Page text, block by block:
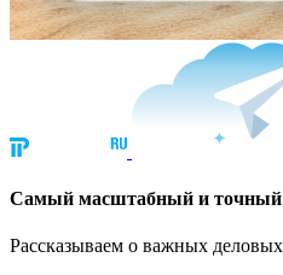
Cамый масштабный и точный
Рассказываем о важных